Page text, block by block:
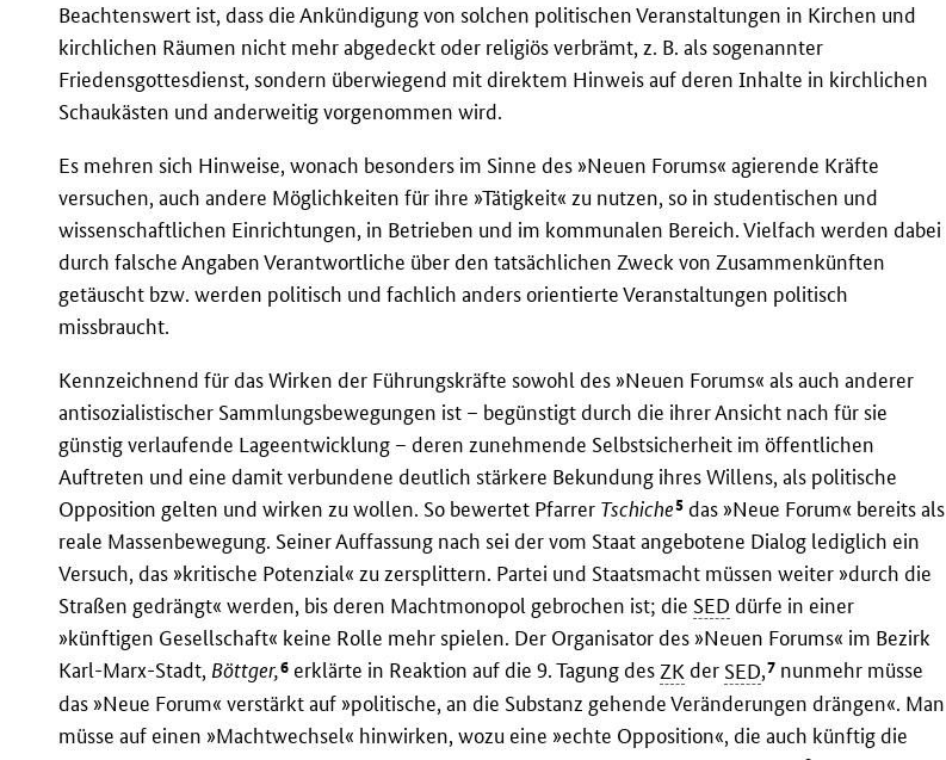
Beachtenswert ist, dass die Ankündigung von solchen politischen Veranstaltungen in Kirchen und
kirchlichen Räumen nicht mehr abgedeckt oder religiös verbrämt, z. B. als sogenannter
Friedensgottesdienst, sondern überwiegend mit direktem Hinweis auf deren Inhalte in kirchlichen
Schaukästen und anderweitig vorgenommen wird.
Es mehren sich Hinweise, wonach besonders im Sinne des »Neuen Forums« agierende Kräfte
versuchen, auch andere Möglichkeiten für ihre »Tätigkeit« zu nutzen, so in studentischen und
wissenschaftlichen Einrichtungen, in Betrieben und im kommunalen Bereich. Vielfach werden dabei
durch falsche Angaben Verantwortliche über den tatsächlichen Zweck von Zusammenkünften
getäuscht bzw. werden politisch und fachlich anders orientierte Veranstaltungen politisch
missbraucht.
Kennzeichnend für das Wirken der Führungskräfte sowohl des »Neuen Forums« als auch anderer
antisozialistischer Sammlungsbewegungen ist – begünstigt durch die ihrer Ansicht nach für sie
günstig verlaufende Lageentwicklung – deren zunehmende Selbstsicherheit im öffentlichen
Auftreten und eine damit verbundene deutlich stärkere Bekundung ihres Willens, als politische
Opposition gelten und wirken zu wollen. So bewertet Pfarrer Tschiche5 das »Neue Forum« bereits als
reale Massenbewegung. Seiner Auffassung nach sei der vom Staat angebotene Dialog lediglich ein
Versuch, das »kritische Potenzial« zu zersplittern. Partei und Staatsmacht müssen weiter »durch die
Straßen gedrängt« werden, bis deren Machtmonopol gebrochen ist; die SED dürfe in einer
»künftigen Gesellschaft« keine Rolle mehr spielen. Der Organisator des »Neuen Forums« im Bezirk
Karl-Marx-Stadt, Böttger,6 erklärte in Reaktion auf die 9. Tagung des ZK der SED,7 nunmehr müsse
das »Neue Forum« verstärkt auf »politische, an die Substanz gehende Veränderungen drängen«. Man
müsse auf einen »Machtwechsel« hinwirken, wozu eine »echte Opposition«, die auch künftig die